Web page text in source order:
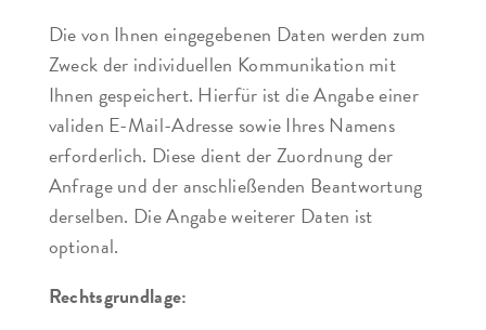
Die von Ihnen eingegebenen Daten werden zum
Zweck der individuellen Kommunikation mit
Ihnen gespeichert. Hierfür ist die Angabe einer
validen E-Mail-Adresse sowie Ihres Namens
erforderlich. Diese dient der Zuordnung der
Anfrage und der anschließenden Beantwortung
derselben. Die Angabe weiterer Daten ist
optional.
Rechtsgrundlage: